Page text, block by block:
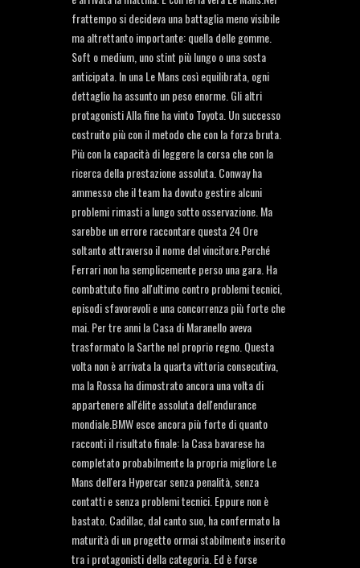
frattempo si decideva una battaglia meno visibile
ma altrettanto importante: quella delle gomme.
Soft o medium, uno stint più lungo o una sosta
anticipata. In una Le Mans così equilibrata, ogni
dettaglio ha assunto un peso enorme. Gli altri
protagonisti Alla fine ha vinto Toyota. Un successo
costruito più con il metodo che con la forza bruta.
Più con la capacità di leggere la corsa che con la
ricerca della prestazione assoluta. Conway ha
ammesso che il team ha dovuto gestire alcuni
problemi rimasti a lungo sotto osservazione. Ma
sarebbe un errore raccontare questa 24 Ore
soltanto attraverso il nome del vincitore.Perché
Ferrari non ha semplicemente perso una gara. Ha
combattuto fino all'ultimo contro problemi tecnici,
episodi sfavorevoli e una concorrenza più forte che
mai. Per tre anni la Casa di Maranello aveva
trasformato la Sarthe nel proprio regno. Questa
volta non è arrivata la quarta vittoria consecutiva,
ma la Rossa ha dimostrato ancora una volta di
appartenere all'élite assoluta dell'endurance
mondiale.BMW esce ancora più forte di quanto
racconti il risultato finale: la Casa bavarese ha
completato probabilmente la propria migliore Le
Mans dell'era Hypercar senza penalità, senza
contatti e senza problemi tecnici. Eppure non è
bastato. Cadillac, dal canto suo, ha confermato la
maturità di un progetto ormai stabilmente inserito
tra i protagonisti della categoria. Ed è forse